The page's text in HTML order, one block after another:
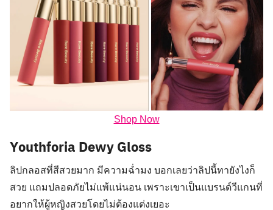
Shop Now
Youthforia Dewy Gloss
ลิปกลอสที่สีสวยมาก มีความฉ่ำมง บอกเลยว่าลิปนี้ทายังไงก็
สวย แถมปลอดภัยไม่แพ้แน่นอน เพราะเขาเป็นแบรนด์วีแกนที่
อยากให้ผู้หญิงสวยโดยไม่ต้องแต่งเยอะ